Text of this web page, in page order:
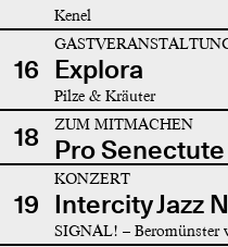
Kenel
16 Explora
Pilze & Kräuter
18 ZUM MITMACHEN
Pro
19
KONZERT
Intercity Jazz
SIGNAL! – Beromünster